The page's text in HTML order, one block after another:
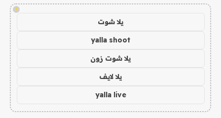
!
يلا شوت
yalla shoot
يلا شوت زون
يلا لايف
yalla live